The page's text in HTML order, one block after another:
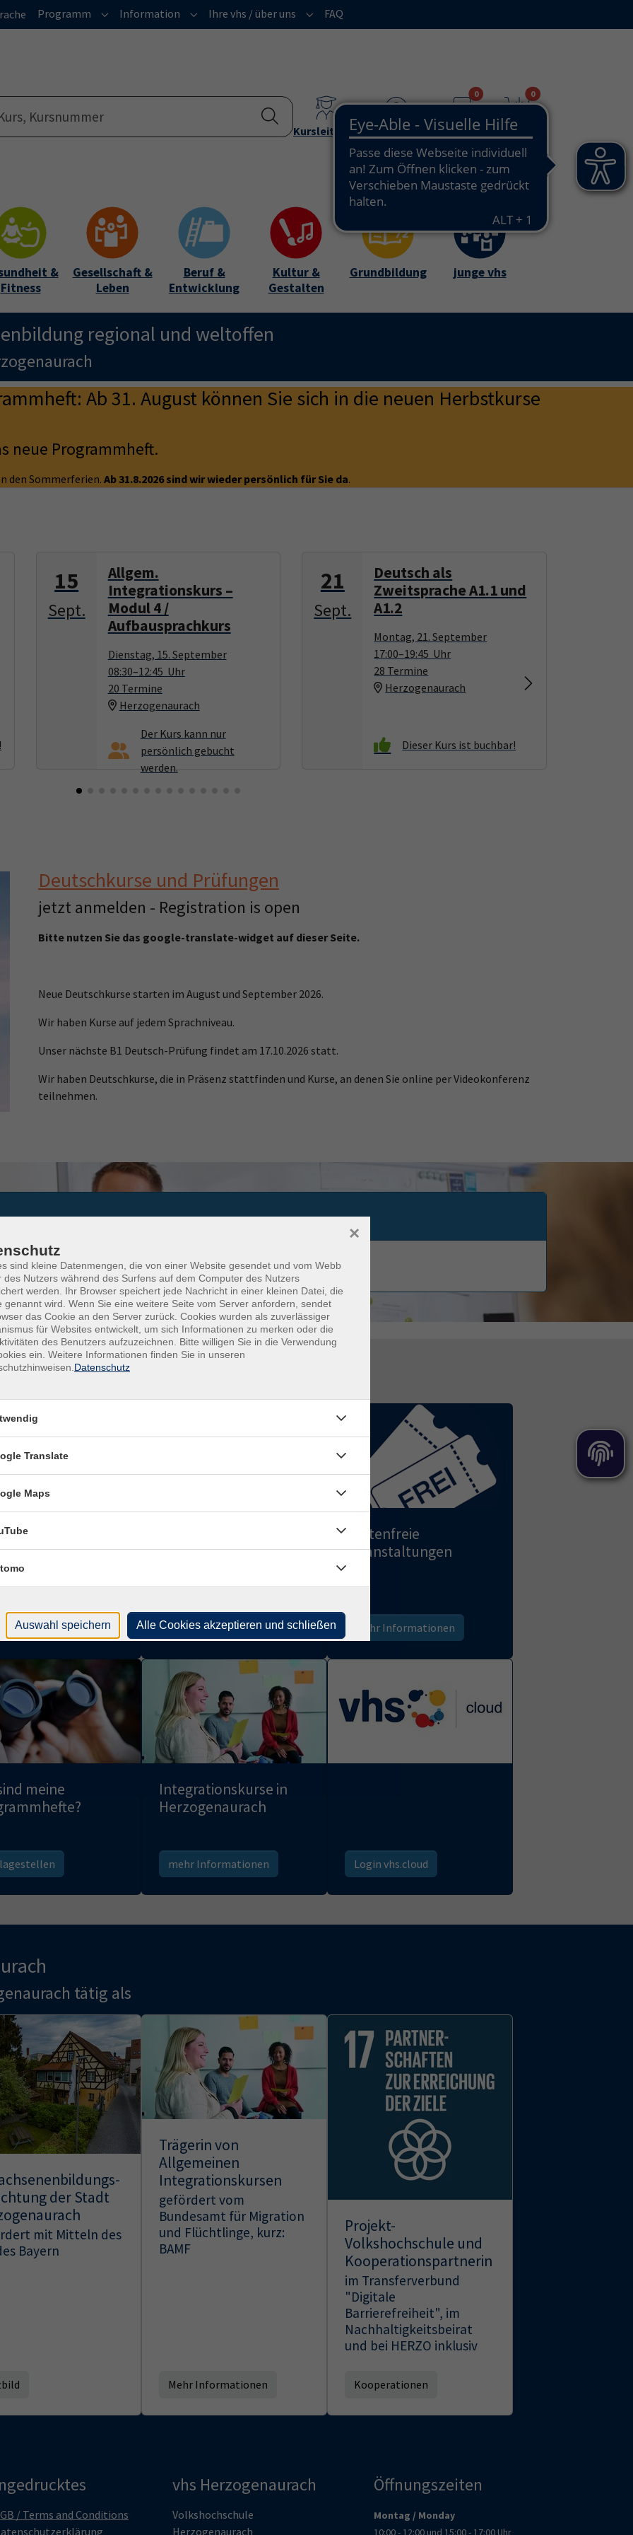
Programm Submenu for "Programm"
Information Submenu for "Information"
Ihre vhs / über uns Submenu for "Ihre vhs / über uns"
FAQ
KursleitendeTeilnehmende
0
Merkzettel
0
Warenkorb
&
Fitness
Gesellschaft &
Leben
Beruf &
Entwicklung
Kultur &
Gestalten
Grundbildung junge vhs
regional und weltoffen
Ab 31. August können Sie sich in die neuen Herbstkurse
neue Programmheft.
den Sommerferien. Ab 31.8.2026 sind wir wieder persönlich für Sie da.
15
Sept.
Allgem.
Integrationskurs –
Modul 4 /
Aufbausprachkurs
Dienstag, 15. September
08:30–12:45 Uhr
20 Termine
Herzogenaurach
21
Sept.
Deutsch als
Zweitsprache A1.1 und
A1.2
Montag, 21. September
17:00–19:45 Uhr
28 Termine
Herzogenaurach
Deutschkurse und Prüfungen
jetzt anmelden - Registration is open
Bitte nutzen Sie das google-translate-widget auf dieser Seite.
Neue Deutschkurse starten im August und September 2026.
Wir haben Kurse auf jedem Sprachniveau.
Unser nächste B1 Deutsch-Prüfung findet am 17.10.2026 statt.
Wir haben Deutschkurse, die in Präsenz stattfinden und Kurse, an denen Sie online per Videokonferenz
teilnehmen.
m/w/d für Sprachen und Yoga. Weitere Info´s erhalten Siehier
Kochen in
Informationen mehr Informationen
Kostenfreie
Veranstaltungen
mehr Informationen
meine
Integrationskurse in
Herzogenaurach
mehr Informationen Login vhs.cloud
tätig als
der Stadt
mit Mitteln des
Bayern
Trägerin von
Allgemeinen
Integrationskursen
gefördert vom
Bundesamt für Migration
und Flüchtlinge, kurz:
BAMF
Mehr Informationen
Projekt-
Volkshochschule und
Kooperationspartnerin
im Transferverbund
"Digitale
Barrierefreiheit", im
Nachhaltigkeitsbeirat
und bei HERZO inklusiv
Kooperationen
/ Terms and Conditions
vhs Herzogenaurach
Volkshochschule
Herzogenaurach
Öffnungszeiten
Montag / Monday
10:00 - 12:00 und 15:00 - 17:00 Uhr
sind kleine Datenmengen, die von einer Website gesendet und vom Webb
des Nutzers während des Surfens auf dem Computer des Nutzers
werden. Ihr Browser speichert jede Nachricht in einer kleinen Datei, die
genannt wird. Wenn Sie eine weitere Seite vom Server anfordern, sendet
das Cookie an den Server zurück. Cookies wurden als zuverlässiger
für Websites entwickelt, um sich Informationen zu merken oder die
des Benutzers aufzuzeichnen. Bitte willigen Sie in die Verwendung
ein. Weitere Informationen finden Sie in unseren
Datenschutz
×
Translate
Maps
Auswahl speichern Alle Cookies akzeptieren und schließen